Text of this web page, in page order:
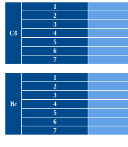
Сб
1
2
3
4
5
6
7
Вс
1
2
3
4
5
6
7